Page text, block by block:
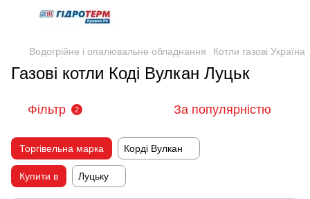
Водогрійне і опалювальне обладнання Котли газові Україна
Газові котли Коді Вулкан Луцьк
Фільтр 2 За популярністю
Торгівельна марка Корді Вулкан
Купити в Луцьку